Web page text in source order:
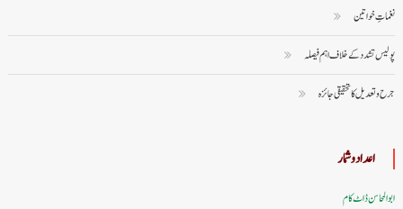
نغماتِ خواتین
پولیس تشدد کے خلاف اہم فیصلہ
جرح و تعدیل کا تحقیقی جائزہ
اعداد وشمار
ابوالمحاسن ڈاٹ کام